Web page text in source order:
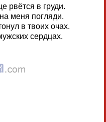
рвётся в груди.
меня погляди.
в твоих очах.
сердцах.